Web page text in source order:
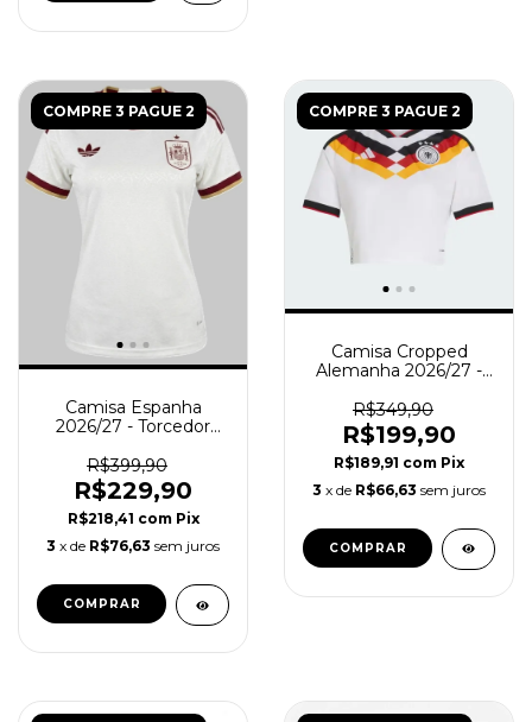
COMPRE 3 PAGUE 2
Camisa Espanha
2026/27 - Torcedor
R$399,90
R$229,90
R$218,41 com Pix
3 x de R$76,63 sem juros
COMPRAR
COMPRE 3 PAGUE 2
Camisa Cropped
Alemanha 2026/27 -
Branca
R$349,90
R$199,90
R$189,91 com Pix
3 x de R$66,63 sem juros
COMPRAR